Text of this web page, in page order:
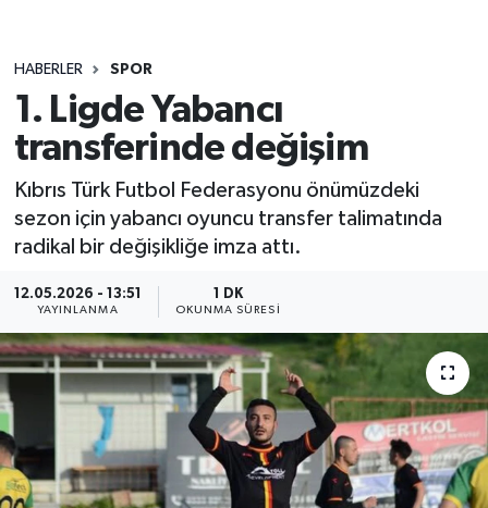
HABERLER SPOR
1. Ligde Yabancı
transferinde değişim
Kıbrıs Türk Futbol Federasyonu önümüzdeki
sezon için yabancı oyuncu transfer talimatında
radikal bir değişikliğe imza attı.
12.05.2026 - 13:51
YAYINLANMA
1 DK
OKUNMA SÜRESI